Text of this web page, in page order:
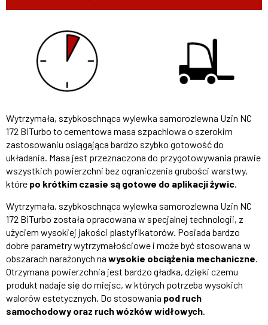
Wytrzymała, szybkoschnąca wylewka samorozlewna Uzin NC
172 BiTurbo to cementowa masa szpachlowa o szerokim
zastosowaniu osiągająca bardzo szybko gotowość do
układania. Masa jest przeznaczona do przygotowywania prawie
wszystkich powierzchni bez ograniczenia grubości warstwy,
które po krótkim czasie są gotowe do aplikacji żywic
Wytrzymała, szybkoschnąca wylewka samorozlewna Uzin NC
172 BiTurbo została opracowana w specjalnej technologii, z
użyciem wysokiej jakości plastyfikatorów. Posiada bardzo
dobre parametry wytrzymałościowe i może być stosowana w
obszarach narażonych na wysokie obciążenia mechaniczne
Otrzymana powierzchnia jest bardzo gładka, dzięki czemu
produkt nadaje się do miejsc, w których potrzeba wysokich
walorów estetycznych. Do stosowania pod ruch
samochodowy oraz ruch wózków widłowych